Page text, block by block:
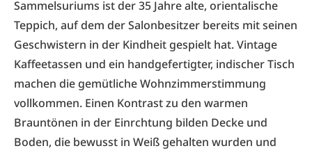
Sammelsuriums ist der 35 Jahre alte, orientalische
Teppich, auf dem der Salonbesitzer bereits mit seinen
Geschwistern in der Kindheit gespielt hat. Vintage
Kaffeetassen und ein handgefertigter, indischer Tisch
machen die gemütliche Wohnzimmerstimmung
vollkommen. Einen Kontrast zu den warmen
Brauntönen in der Einrchtung bilden Decke und
Boden, die bewusst in Weiß gehalten wurden und